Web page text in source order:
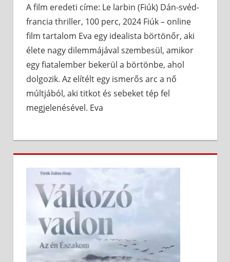
A film eredeti címe: Le larbin (Fiúk) Dán-svéd-
francia thriller, 100 perc, 2024 Fiúk – online
film tartalom Eva egy idealista börtönőr, aki
élete nagy dilemmájával szembesül, amikor
egy fiatalember bekerül a börtönbe, ahol
dolgozik. Az elítélt egy ismerős arc a nő
múltjából, aki titkot és sebeket tép fel
megjelenésével. Eva